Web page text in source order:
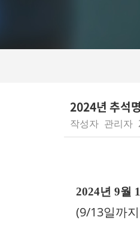
2024년 추석
작성자 관리자
2024년 9월
(9/13일까